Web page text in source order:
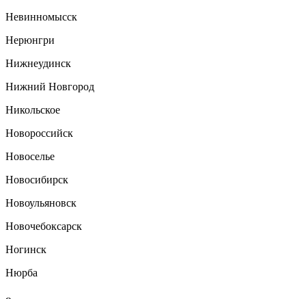
Невинномысск
Нерюнгри
Нижнеудинск
Нижний Новгород
Никольское
Новороссийск
Новоселье
Новосибирск
Новоульяновск
Новочебоксарск
Ногинск
Нюрба